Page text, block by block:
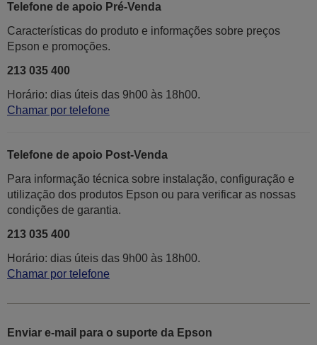
Telefone de apoio Pré-Venda
Características do produto e informações sobre preços
Epson e promoções.
213 035 400
Horário: dias úteis das 9h00 às 18h00.
Chamar por telefone
Telefone de apoio Post-Venda
Para informação técnica sobre instalação, configuração e
utilização dos produtos Epson ou para verificar as nossas
condições de garantia.
213 035 400
Horário: dias úteis das 9h00 às 18h00.
Chamar por telefone
Enviar e-mail para o suporte da Epson